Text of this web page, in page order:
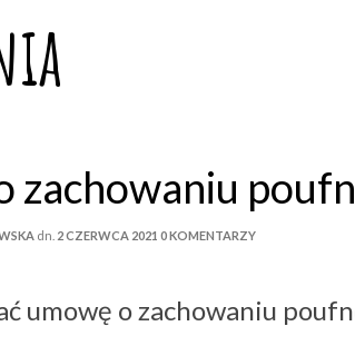
zachowaniu
dn. 2 CZERWCA 2021 0 KOMENTARZY
umowę o zachowaniu